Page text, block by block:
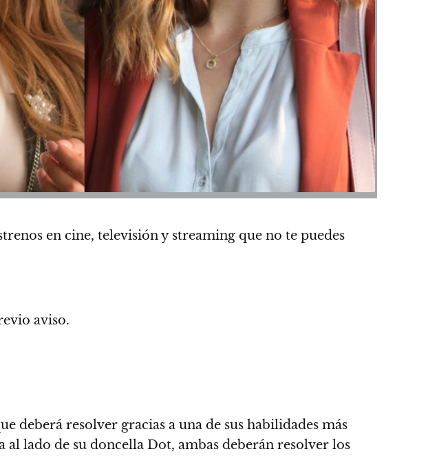
en cine, televisión y streaming que no te puedes
aviso.
deberá resolver gracias a una de sus habilidades más
lado de su doncella Dot, ambas deberán resolver los